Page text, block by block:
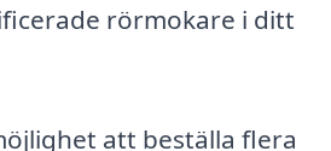
rörmokare i ditt
att beställa flera